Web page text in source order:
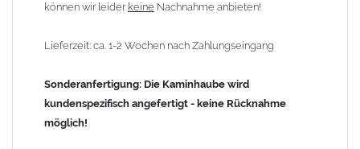
können wir leider keine Nachnahme anbieten!
Lieferzeit: ca. 1-2 Wochen nach Zahlungseingang
Sonderanfertigung: Die Kaminhaube wird
kundenspezifisch angefertigt - keine Rücknahme
möglich!